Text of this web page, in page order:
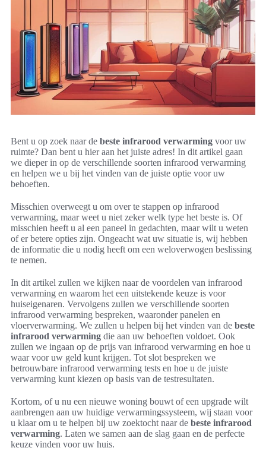
Bent u op zoek naar de beste infrarood verwarming voor uw
ruimte? Dan bent u hier aan het juiste adres! In dit artikel gaan
we dieper in op de verschillende soorten infrarood verwarming
en helpen we u bij het vinden van de juiste optie voor uw
behoeften.
Misschien overweegt u om over te stappen op infrarood
verwarming, maar weet u niet zeker welk type het beste is. Of
misschien heeft u al een paneel in gedachten, maar wilt u weten
of er betere opties zijn. Ongeacht wat uw situatie is, wij hebben
de informatie die u nodig heeft om een weloverwogen beslissing
te nemen.
In dit artikel zullen we kijken naar de voordelen van infrarood
verwarming en waarom het een uitstekende keuze is voor
huiseigenaren. Vervolgens zullen we verschillende soorten
infrarood verwarming bespreken, waaronder panelen en
vloerverwarming. We zullen u helpen bij het vinden van de beste
infrarood verwarming die aan uw behoeften voldoet. Ook
zullen we ingaan op de prijs van infrarood verwarming en hoe u
waar voor uw geld kunt krijgen. Tot slot bespreken we
betrouwbare infrarood verwarming tests en hoe u de juiste
verwarming kunt kiezen op basis van de testresultaten.
Kortom, of u nu een nieuwe woning bouwt of een upgrade wilt
aanbrengen aan uw huidige verwarmingssysteem, wij staan voor
u klaar om u te helpen bij uw zoektocht naar de beste infrarood
verwarming. Laten we samen aan de slag gaan en de perfecte
keuze vinden voor uw huis.